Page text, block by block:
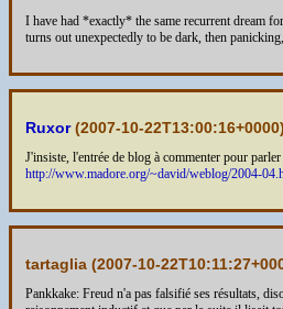
I have had *exactly* the same recurrent dream
turns out unexpectedly to be dark, then
Ruxor(2007-10-22T13:00:16+0000)
J'insiste, l'entrée de blog à commenter pour
http://www.madore.org/~david/weblog/2004-
tartaglia (2007-10-
Pankkake: Freud n'a pas falsifié ses résultats,